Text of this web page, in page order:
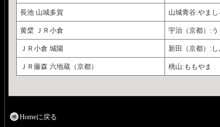
長池 山城多賀 山城青谷:やま
黄檗 ＪＲ小倉 宇治（京都）:う
ＪＲ小倉 城陽 新田（京都）:
ＪＲ藤森 六地蔵（京都） 桃山:ももやま
Homeに戻る